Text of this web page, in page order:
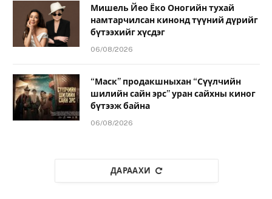
Мишель Йео Ёко Оногийн тухай
намтарчилсан кинонд түүний дүрийг
бүтээхийг хүсдэг
06/08/2026
“Маск” продакшныхан “Сүүлчийн
шилийн сайн эрс” уран сайхны киног
бүтээж байна
06/08/2026
ДАРААХИ